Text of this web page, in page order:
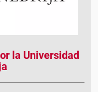
la Universidad